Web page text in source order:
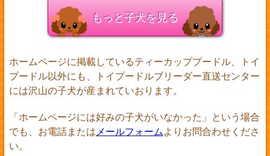
もっと子犬を見る
ホームページに掲載しているティーカッププードル、トイ
プードル以外にも、トイプードルブリーダー直送センター
には沢山の子犬が産まれていおります。
「ホームページには好みの子犬がいなかった」という場合
でも、お電話またはメールフォームよりお問合わせくださ
い。